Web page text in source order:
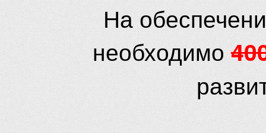
На
необходимо